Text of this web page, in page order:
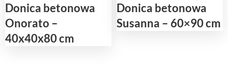
Donica betonowa
Onorato –
40x40x80 cm
Donica betonowa
Susanna – 60×90 cm